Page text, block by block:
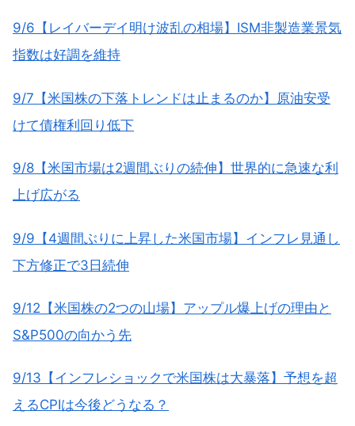
9/6【レイバーデイ明け波乱の相場】ISM非製造業景気
指数は好調を維持
9/7【米国株の下落トレンドは止まるのか】原油安受
けて債権利回り低下
9/8【米国市場は2週間ぶりの続伸】世界的に急速な利
上げ広がる
9/9【4週間ぶりに上昇した米国市場】インフレ見通し
下方修正で3日続伸
9/12【米国株の2つの山場】アップル爆上げの理由と
S&P500の向かう先
9/13【インフレショックで米国株は大暴落】予想を超
えるCPIは今後どうなる？